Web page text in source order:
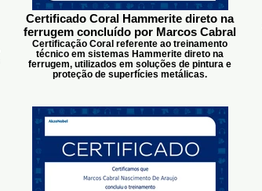
Certificado Coral Hammerite direto na
ferrugem concluído por Marcos Cabral
Certificação Coral referente ao treinamento
técnico em sistemas Hammerite direto na
ferrugem, utilizados em soluções de pintura e
proteção de superfícies metálicas.